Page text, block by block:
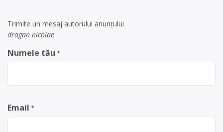
Trimite un mesaj autorului anunţului
dragan nicolae
Numele tău *
Email *